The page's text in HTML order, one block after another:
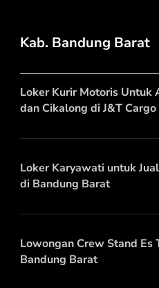
Kab. Bandung Barat
Loker Kurir Motoris Untuk
dan Cikalong di J&T Cargo
Loker Karyawati untuk
di Bandung Barat
Lowongan Crew Stand Es
Bandung Barat